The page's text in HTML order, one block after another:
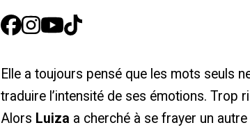
Elle a toujours pensé que les mots seuls
traduire l’intensité de ses émotions. Trop
Alors Luiza a cherché à se frayer un